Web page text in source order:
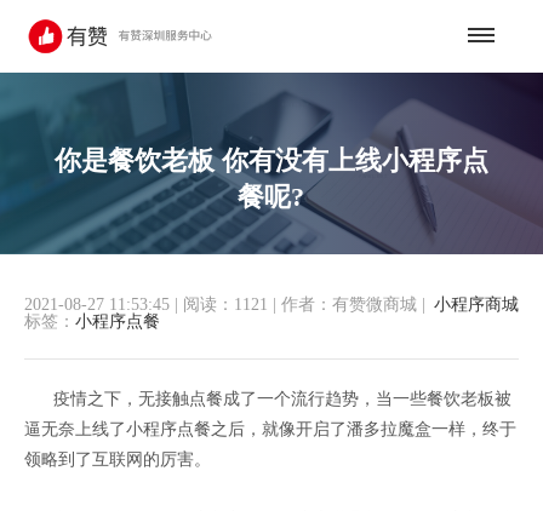
你是餐饮老板 你有没有上线小程序点
餐呢?
小程序商城
2021-08-27 11:53:45 阅读：1121 作者：有赞微商城
标签： 小程序点餐
疫情之下，无接触点餐成了一个流行趋势，当一些餐饮老板被
逼无奈上线了小程序点餐之后，就像开启了潘多拉魔盒一样，终于
领略到了互联网的厉害。